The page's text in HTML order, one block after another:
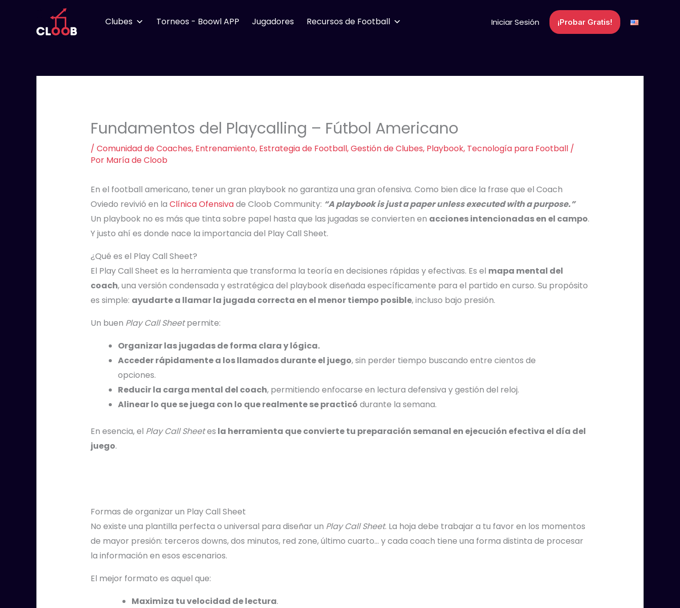
contenido
Clubes Torneos - Boowl APP Jugadores Recursos de Football Iniciar Sesión ¡Probar Gratis!
Fundamentos del Playcalling – Fútbol Americano
/ Comunidad de Coaches, Entrenamiento, Estrategia de Football,Gestión de Clubes, Playbook, Tecnología para Football/
Por María de Cloob
En el football americano, tener un gran playbook no garantiza una gran ofensiva. Como bien dice la frase que el Coach
Oviedo revivió en la Clínica Ofensivade Cloob Community: “A playbook is just a paper unless executed with a purpose.”
Un playbook no es más que tinta sobre papel hasta que las jugadas se convierten en acciones intencionadas en el campo.
Y justo ahí es donde nace la importancia del Play Call Sheet.
¿Qué es el Play Call Sheet?
El Play Call Sheet es la herramienta que transforma la teoría en decisiones rápidas y efectivas. Es el mapa mental del
coach, una versión condensada y estratégica del playbook diseñada específicamente para el partido en curso. Su propósito
es simple: ayudarte a llamar la jugada correcta en el menor tiempo posible, incluso bajo presión.
Un buen Play Call Sheetpermite:
Organizar las jugadas de forma clara y lógica.
Acceder rápidamente a los llamados durante el juego, sin perder tiempo buscando entre cientos de
opciones.
Reducir la carga mental del coach, permitiendo enfocarse en lectura defensiva y gestión del reloj.
Alinear lo que se juega con lo que realmente se practicó durante la semana.
En esencia, el Play Call Sheetes la herramienta que convierte tu preparación semanal en ejecución efectiva el día del
juego.
Formas de organizar un Play Call Sheet
No existe una plantilla perfecta o universal para diseñar un Play Call Sheet. La hoja debe trabajar a tu favor en los momentos
de mayor presión: terceros downs, dos minutos, red zone, último cuarto… y cada coach tiene una forma distinta de procesar
la información en esos escenarios.
El mejor formato es aquel que:
Maximiza tu velocidad de lectura.